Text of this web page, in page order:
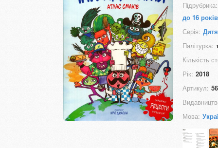
Підрубрика:
до 16 років
Серія:
Палітурка:
Кількість
Рік: 2018
Артикул:
Мова: